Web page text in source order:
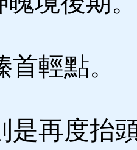
輕點。
再度抬